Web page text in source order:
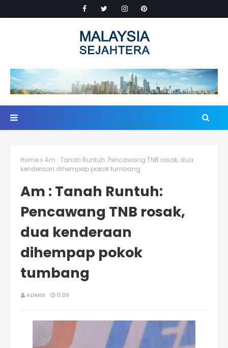
Home
Am : Tanah Runtuh: Pencawang TNB rosak, dua
kenderaan dihempap pokok tumbang
Am : Tanah Runtuh:
Pencawang TNB rosak,
dua kenderaan
dihempap pokok
tumbang
ADMIN 11:09